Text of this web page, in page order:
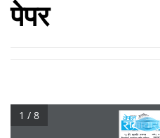
पेपर
1 / 8